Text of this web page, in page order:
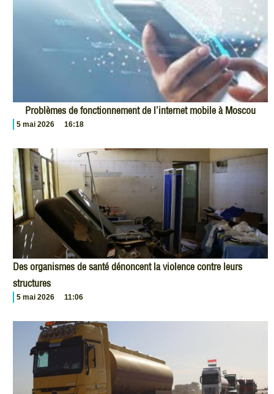
Problèmes de fonctionnement de l’internet mobile à Moscou
5 mai 2026 16:18
Des organismes de santé dénoncent la violence contre leurs
structures
5 mai 2026 11:06